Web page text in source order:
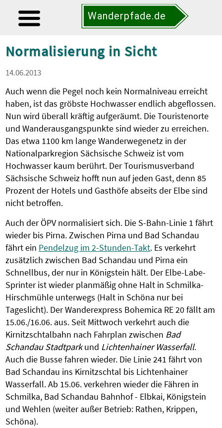
Wanderpfade.de
Normalisierung in Sicht
14.06.2013
Auch wenn die Pegel noch kein Normalniveau erreicht
haben, ist das gröbste Hochwasser endlich abgeflossen.
Nun wird überall kräftig aufgeräumt. Die Touristenorte
und Wanderausgangspunkte sind wieder zu erreichen.
Das etwa 1100 km lange Wanderwegenetz in der
Nationalparkregion Sächsische Schweiz ist vom
Hochwasser kaum berührt. Der Tourismusverband
Sächsische Schweiz hofft nun auf jeden Gast, denn 85
Prozent der Hotels und Gasthöfe abseits der Elbe sind
nicht betroffen.
Auch der ÖPV normalisiert sich. Die S-Bahn-Linie 1 fährt
wieder bis Pirna. Zwischen Pirna und Bad Schandau
fährt ein Pendelzug im 2-Stunden-Takt. Es verkehrt
zusätzlich zwischen Bad Schandau und Pirna ein
Schnellbus, der nur in Königstein hält. Der Elbe-Labe-
Sprinter ist wieder planmäßig ohne Halt in Schmilka-
Hirschmühle unterwegs (Halt in Schöna nur bei
Tageslicht). Der Wanderexpress Bohemica RE 20 fällt am
15.06./16.06. aus. Seit Mittwoch verkehrt auch die
Kirnitzschtalbahn nach Fahrplan zwischen Bad
Schandau Stadtparkund Lichtenhainer Wasserfall.
Auch die Busse fahren wieder. Die Linie 241 fährt von
Bad Schandau ins Kirnitzschtal bis Lichtenhainer
Wasserfall. Ab 15.06. verkehren wieder die Fähren in
Schmilka, Bad Schandau Bahnhof - Elbkai, Königstein
und Wehlen (weiter außer Betrieb: Rathen, Krippen,
Schöna).